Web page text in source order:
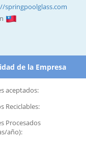
springpoolglass.com
de la Empresa
aceptados:
Reciclables:
Procesados
año):